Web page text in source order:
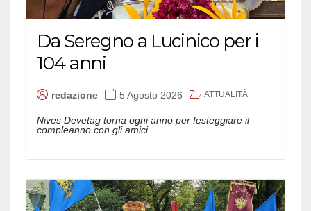
Da Seregno a Lucinico per i
104 anni
redazione 5 Agosto 2026 ATTUALITÀ
Nives Devetag torna ogni anno per festeggiare il
compleanno con gli amici...